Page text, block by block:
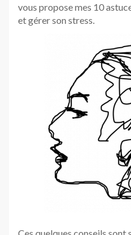
vous propose mes 10
et gérer son stress.
Ces quelques conseils sont